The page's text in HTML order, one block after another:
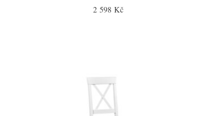
2 598 Kč